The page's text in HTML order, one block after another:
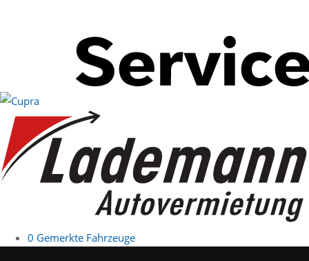
0 Gemerkte Fahrzeuge